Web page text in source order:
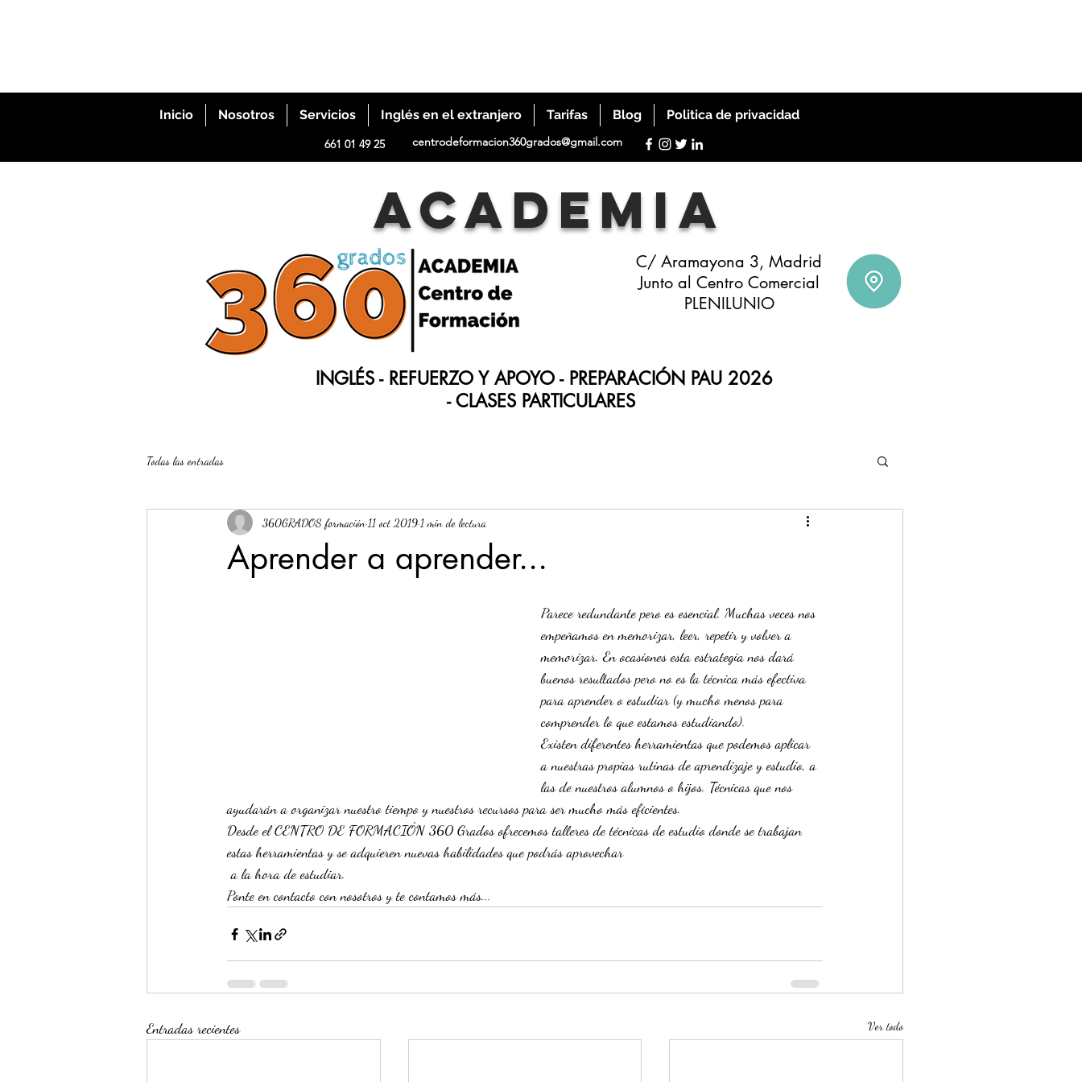
Inicio Nosotros Servicios Inglés en el extranjero Tarifas Blog Politica de privacidad
661 01 49 25 centrodeformacion360grados@gmail.com
ACADEMIA
C/ Aramayona 3, Madrid
Junto al Centro Comercial
PLENILUNIO
INGLÉS - REFUERZO Y APOYO - PREPARACIÓN PAU 2026
-CLASES PARTICULARES
Todas las entradas
Aprender a aprender...
360GRADOS formación 11 oct 2019 1 min de lectura
Parece redundante pero es esencial. Muchas veces nos
empeñamos en memorizar, leer, repetir y volver a
memorizar. En ocasiones esta estrategia nos dará
buenos resultados pero no es la técnica más efectiva
para aprender o estudiar (y mucho menos para
comprender lo que estamos estudiando).
Existen diferentes herramientas que podemos aplicar
a nuestras propias rutinas de aprendizaje y estudio, a
las de nuestros alumnos o hijos. Técnicas que nos
ayudarán a organizar nuestro tiempo y nuestros recursos para ser mucho más eficientes.
Desde el CENTRO DE FORMACIÓN 360 Grados ofrecemos talleres de técnicas de estudio donde se trabajan
estas herramientas y se adquieren nuevas habilidades que podrás aprovechar
a la hora de estudiar.
Ponte en contacto con nosotros y te contamos más...
Entradas recientes Ver todo